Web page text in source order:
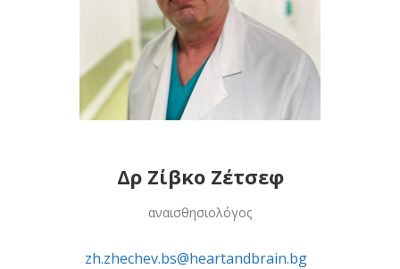
Δρ Ζίβκο Ζέτσεφ
αναισθησιολόγος
zh.zhechev.bs@heartandbrain.bg